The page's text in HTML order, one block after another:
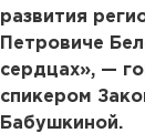
развития
Петровиче
сердцах», —
спикером
Бабушкиной.